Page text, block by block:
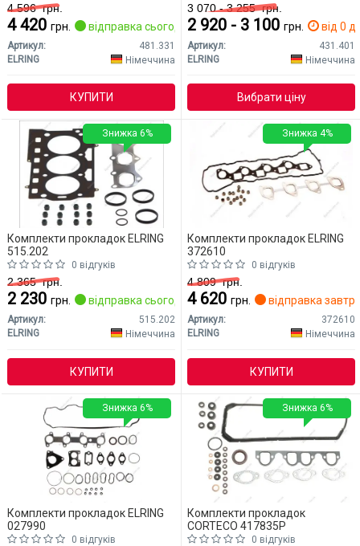
4 596грн.
4 420 грн. відправка сьогодні
Артикул:
481.331
ELRING
Німеччина
КУПИТИ
3 070 - 3 255грн.
2 920 - 3 100 грн. від 0
Артикул:
431.401
ELRING
Німеччина
Вибрати ціну
Комплекти прокладок ELRING
515.202
0 відгуків
2 365грн.
2 230 грн. відправка сьогодні
Артикул:
515.202
ELRING
Німеччина
КУПИТИ
Знижка 6%
Комплекти прокладок ELRING
372610
0 відгуків
4 809грн.
4 620 грн. відправка
Артикул:
372610
ELRING
Німеччина
КУПИТИ
Знижка 4%
Комплекти прокладок ELRING
027990
0 відгуків
Знижка 6%
Комплекти прокладок
CORTECO 417835P
0 відгуків
Знижка 6%